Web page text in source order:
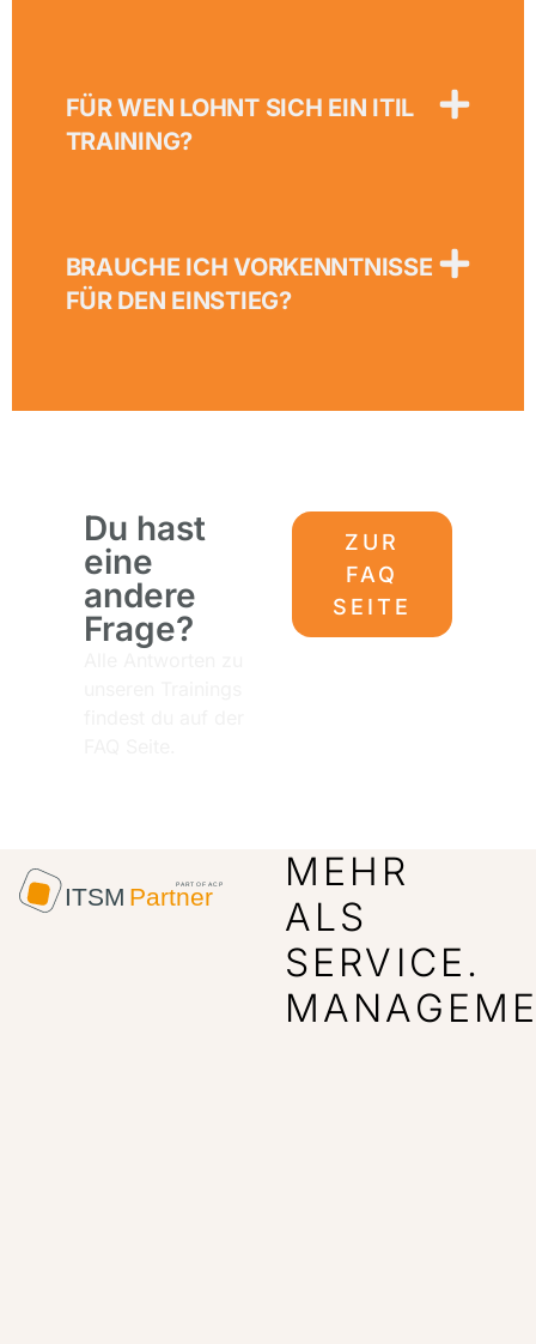
FÜR WEN LOHNT SICH EIN ITIL
TRAINING?
BRAUCHE ICH VORKENNTNISSE
FÜR DEN EINSTIEG?
Du hast
eine
andere
Frage?
ZUR
FAQ
SEITE
MEHR
ALS
SERVICE.